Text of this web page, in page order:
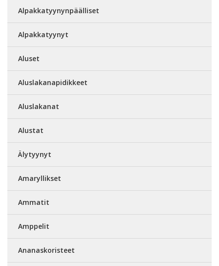
Alpakkatyynynpäälliset
Alpakkatyynyt
Aluset
Aluslakanapidikkeet
Aluslakanat
Alustat
Älytyynyt
Amaryllikset
Ammatit
Amppelit
Ananaskoristeet